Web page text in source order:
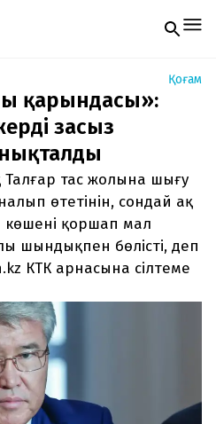
сайын электронды
Жаңа нөмір
Тек email
жібереміз.
Қоғам
қарындасы»:
заңсыз
Талғар тас жолына шығу
өтетінін, сондай ақ
қоршап мал
шындықпен бөлісті, деп
КТК арнасына сілтеме